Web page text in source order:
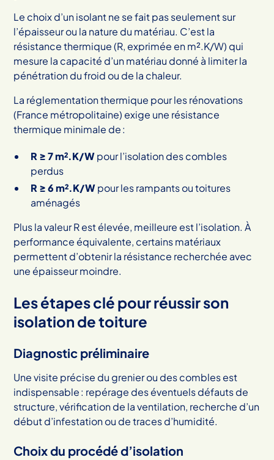
Le choix d’un isolant ne se fait pas seulement sur
l’épaisseur ou la nature du matériau. C’est la
résistance thermique (R, exprimée en m².K/W) qui
mesure la capacité d’un matériau donné à limiter la
pénétration du froid ou de la chaleur.
La réglementation thermique pour les rénovations
(France métropolitaine) exige une résistance
thermique minimale de :
R ≥ 7 m².K/Wpour l’isolation des combles
perdus
R ≥ 6 m².K/Wpour les rampants ou toitures
aménagés
Plus la valeur R est élevée, meilleure est l’isolation. À
performance équivalente, certains matériaux
permettent d’obtenir la résistance recherchée avec
une épaisseur moindre.
Les étapes clé pour réussir son
isolation de toiture
Diagnostic préliminaire
Une visite précise du grenier ou des combles est
indispensable : repérage des éventuels défauts de
structure, vérification de la ventilation, recherche d’un
début d’infestation ou de traces d’humidité.
Choix du procédé d’isolation